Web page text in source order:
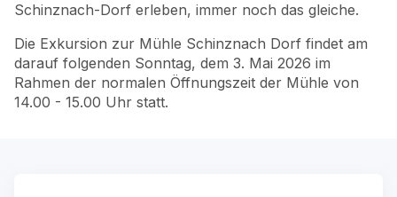
Schinznach-Dorf erleben, immer noch das gleiche.
Die Exkursion zur Mühle Schinznach Dorf findet am
darauf folgenden Sonntag, dem 3. Mai 2026 im
Rahmen der normalen Öffnungszeit der Mühle von
14.00 - 15.00 Uhr statt.